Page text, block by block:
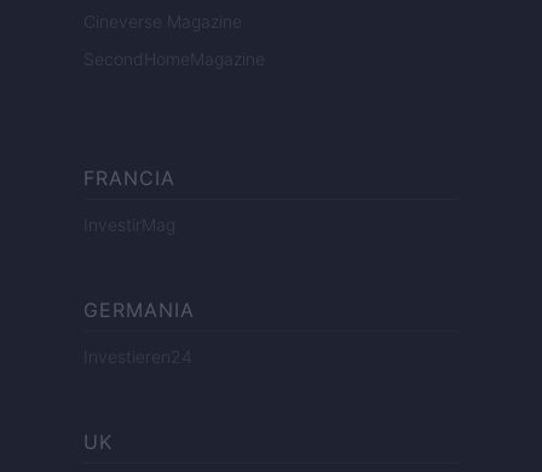
Cineverse Magazine
SecondHomeMagazine
FRANCIA
InvestirMag
GERMANIA
Investieren24
UK